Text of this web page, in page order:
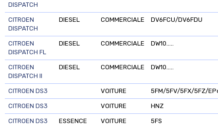
DISPATCH
CITROEN
DISPATCH
DIESEL COMMERCIALE DV6FCU/DV6FDU
CITROEN
DISPATCH FL
DIESEL COMMERCIALE DW10.....
CITROEN
DISPATCH II
DIESEL COMMERCIALE DW10.....
CITROEN DS3 VOITURE 5FM/5FV/5FX/5FZ/
CITROEN DS3 VOITURE HNZ
CITROEN DS3 ESSENCE VOITURE 5FS